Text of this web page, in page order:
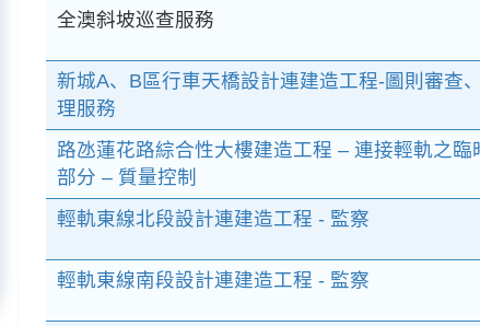
全澳斜坡巡查服務
新城A、B區行車天橋設計連建造工程-圖則審查
理服務
路氹蓮花路綜合性大樓建造工程 – 連接輕軌之
部分 – 質量控制
輕軌東線北段設計連建造工程 - 監察
輕軌東線南段設計連建造工程 - 監察